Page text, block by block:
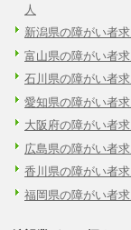
人
新潟県の障がい者求
富山県の障がい者求
石川県の障がい者求
愛知県の障がい者求
大阪府の障がい者求
広島県の障がい者求
香川県の障がい者求
福岡県の障がい者求